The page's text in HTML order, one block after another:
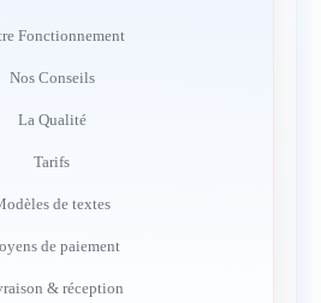
Fonctionnement
Nos Conseils
La Qualité
Tarifs
de textes
de paiement
& réception